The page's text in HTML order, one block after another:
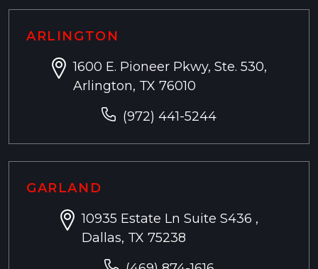
ARLINGTON
1600 E. Pioneer Pkwy, Ste. 530,
Arlington, TX 76010
(972) 441-5244
GARLAND
10935 Estate Ln Suite S436 ,
Dallas, TX 75238